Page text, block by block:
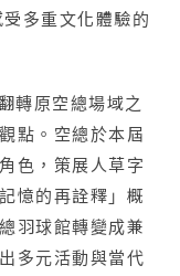
多重文化體驗的
轉原空總場域之
點。空總於本屆
色，策展人草字
憶的再詮釋」概
羽球館轉變成兼
多元活動與當代